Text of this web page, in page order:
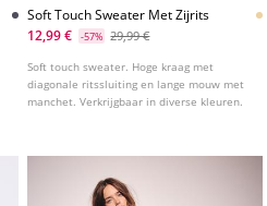
Soft Touch Sweater Met Zijrits
12,99 €
-57% 29,99 €
Soft touch sweater. Hoge kraag met
diagonale ritssluiting en lange mouw met
manchet. Verkrijgbaar in diverse kleuren.